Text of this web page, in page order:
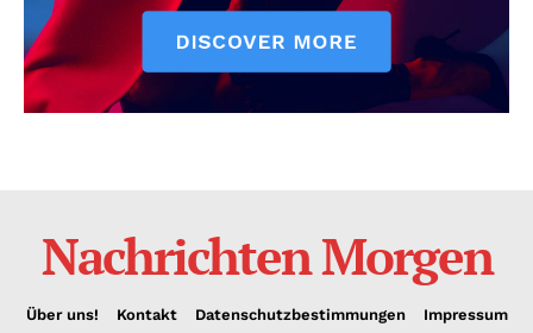
Nachrichten Morgen
Über uns! Kontakt Datenschutzbestimmungen Impressum